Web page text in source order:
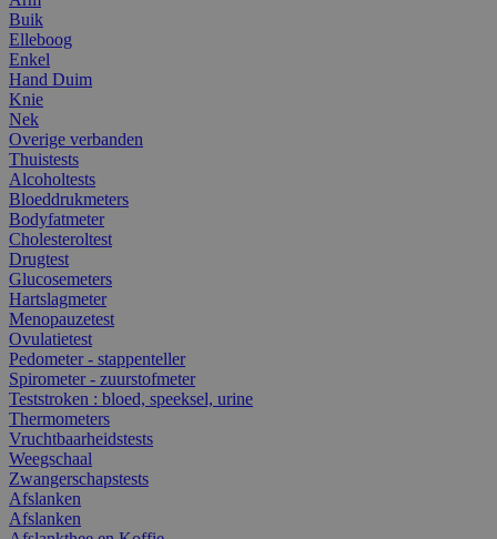
Buik
Elleboog
Enkel
Hand Duim
Knie
Nek
Overige verbanden
Thuistests
Alcoholtests
Bloeddrukmeters
Bodyfatmeter
Cholesteroltest
Drugtest
Glucosemeters
Hartslagmeter
Menopauzetest
Ovulatietest
Pedometer - stappenteller
Spirometer - zuurstofmeter
Teststroken : bloed, speeksel, urine
Thermometers
Vruchtbaarheidstests
Weegschaal
Zwangerschapstests
Afslanken
Afslanken